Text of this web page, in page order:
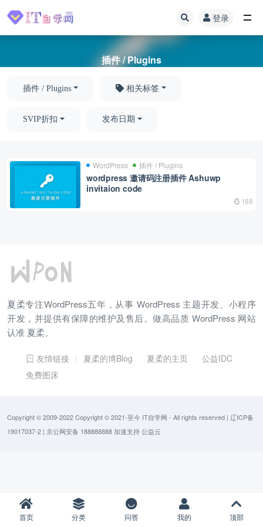
登录
插件 / Plugins
插件 / Plugins 相关标签
SVIP折扣 发布日期
WordPress 插件 / Plugins
wordpress 邀请码注册插件 Ashuwp
invitaion code
188
夏柔专注WordPress五年，从事 WordPress 主题开发、小程序
开发，并提供有保障的维护及售后。做高品质 WordPress 网站
认准 夏柔。
友情链接 夏柔的博Blog 夏柔的主页
公益IDC
免费图床
Copyright © 2009-2022 Copyright © 2021-至今 IT自学网 - All rights reserved | 辽ICP备
19017037-2 | 京公网安备 188888888加速支持公益云
首页 分类 问答 我的 顶部